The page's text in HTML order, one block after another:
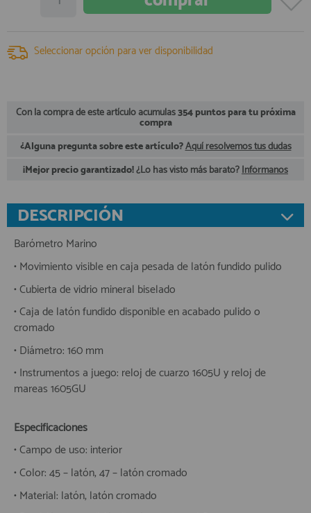
910 60 71 03
HORARIO de TIENDA:
910 51 49 87 Whatsapp
info@francobordo.com
Seleccionar opción para ver disponibilidad
Con la compra de este artículo acumulas354 puntos para tu próxima
compra
¿Alguna pregunta sobre este artículo?Aquí resolvemos tus dudas
¡Mejor precio garantizado!¿Lo has visto más barato?Infórmanos
DESCRIPCIÓN
Barómetro Marino
• Movimiento visible en caja pesada de latón fundido pulido
• Cubierta de vidrio mineral biselado
• Caja de latón fundido disponible en acabado pulido o
cromado
• Diámetro: 160 mm
• Instrumentos a juego: reloj de cuarzo 1605U y reloj de
mareas 1605GU
Especificaciones
• Campo de uso: interior
• Color: 45 – latón, 47 – latón cromado
• Material: latón, latón cromado